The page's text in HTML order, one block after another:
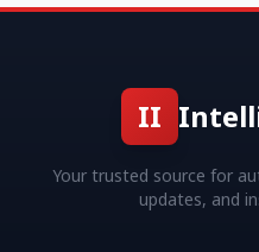
II
Your trusted source for
updates, and